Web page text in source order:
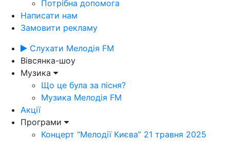
Потрібна допомога
Написати нам
Замовити рекламу
Слухати Мелодія FM
Вівсянка-шоу
Музика
Що це була за пісня?
Музика Мелодія FM
Акції
Програми
Концерт “Мелодії Києва” 21 травня 2025